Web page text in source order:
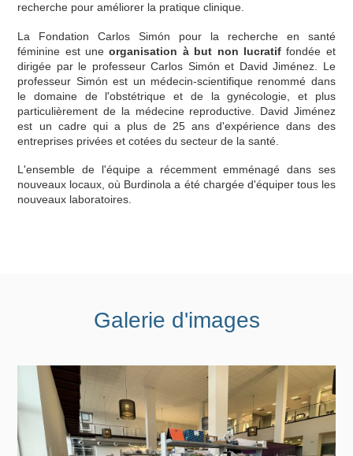
recherche pour améliorer la pratique clinique.
La Fondation Carlos Simón pour la recherche en santé
féminine est une organisation à but non lucratiffondée et
dirigée par le professeur Carlos Simón et David Jiménez. Le
professeur Simón est un médecin-scientifique renommé dans
le domaine de l'obstétrique et de la gynécologie, et plus
particulièrement de la médecine reproductive. David Jiménez
est un cadre qui a plus de 25 ans d'expérience dans des
entreprises privées et cotées du secteur de la santé.
L'ensemble de l'équipe a récemment emménagé dans ses
nouveaux locaux, où Burdinola a été chargée d'équiper tous les
nouveaux laboratoires.
Galerie d'images